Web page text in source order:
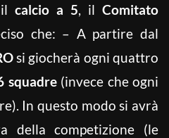
calcio a 5, il Comitato
che: – A partire dal
si giocherà ogni quattro
squadre(invece che ogni
In questo modo si avrà
della competizione (le